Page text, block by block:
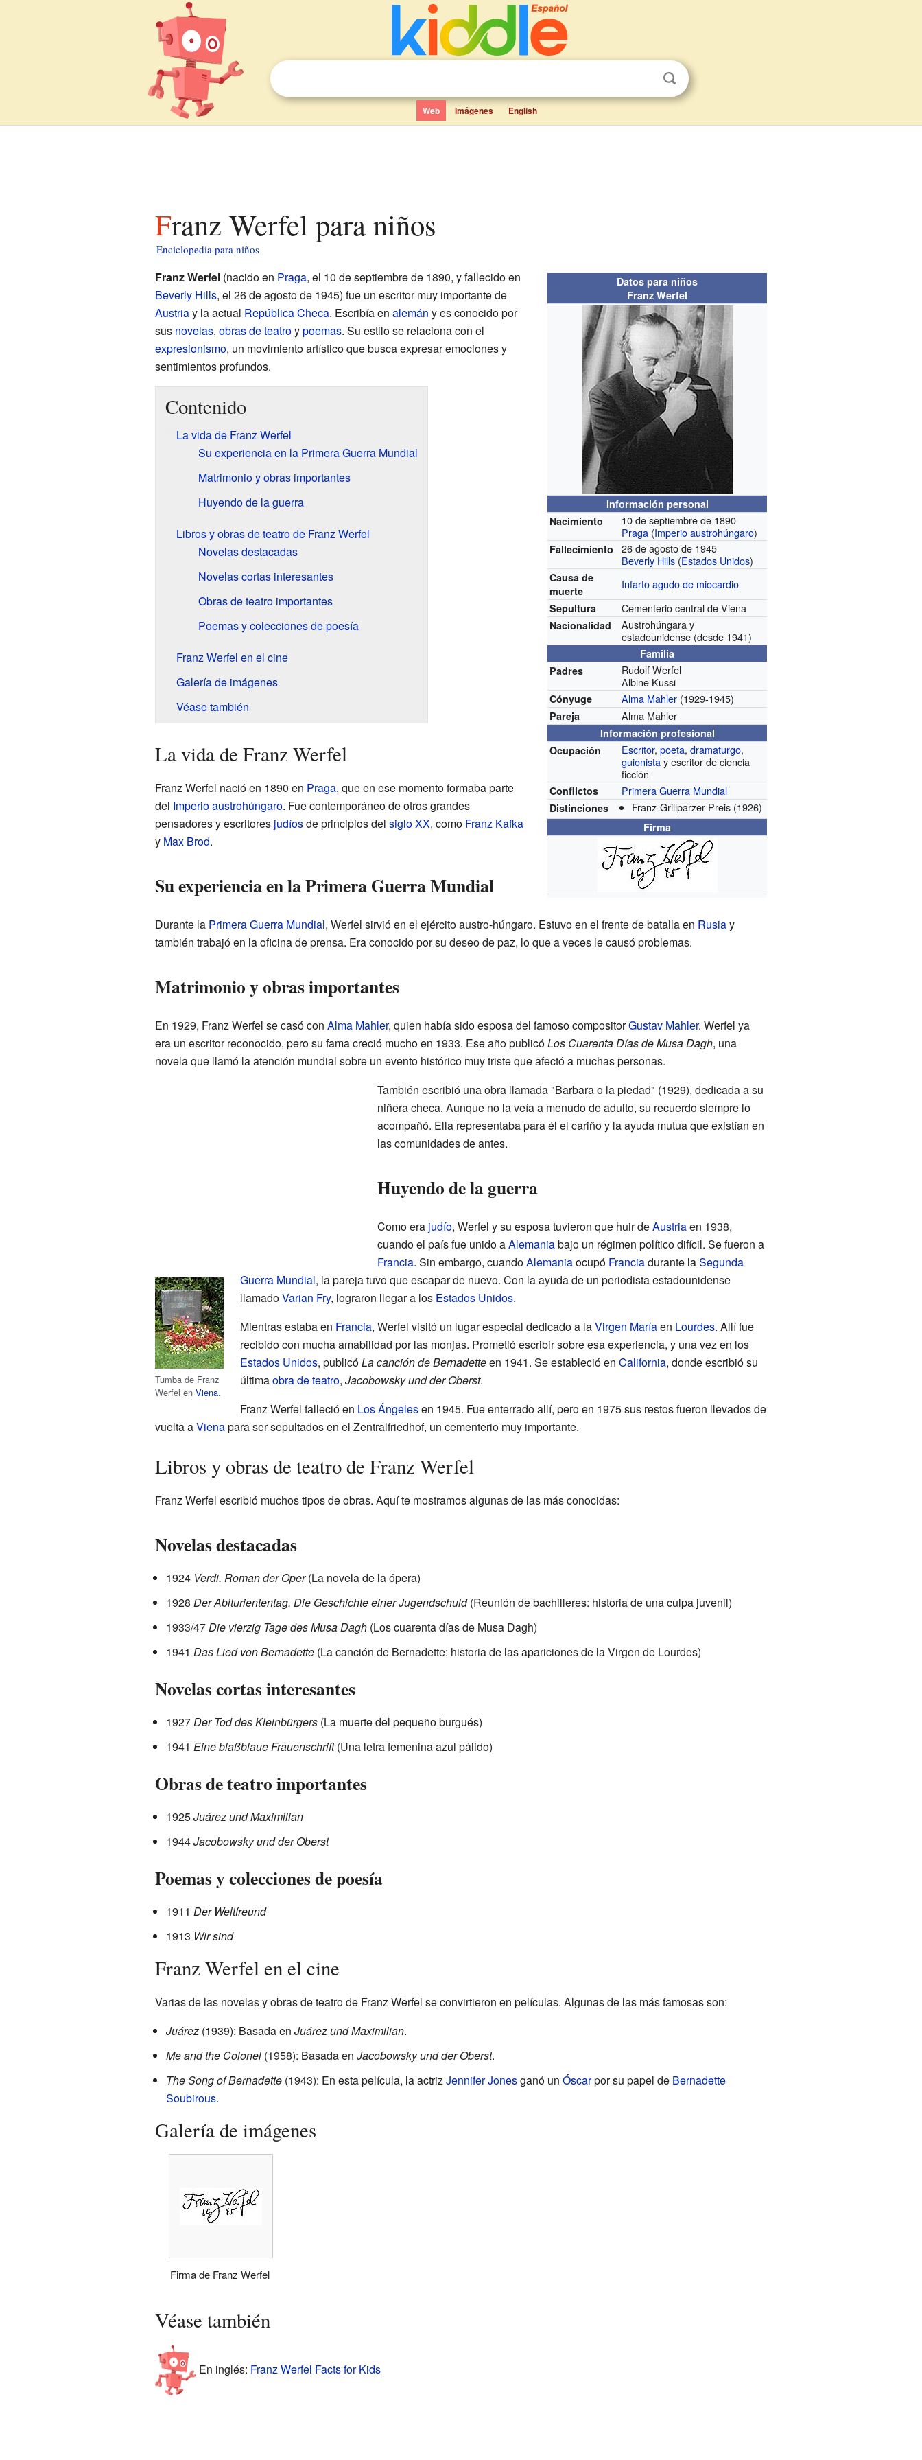
Web Imágenes English
Franz Werfel para niños
Enciclopedia para niños
Datos para niños
Franz Werfel
Información personal
Nacimiento
10 de septiembre de 1890
Praga (Imperio austrohúngaro)
Fallecimiento
26 de agosto de 1945
Beverly Hills (Estados Unidos)
Causa de
muerte
Infarto agudo de miocardio
Sepultura Cementerio central de Viena
Nacionalidad
Austrohúngara y
estadounidense (desde 1941)
Familia
Padres
Rudolf Werfel
Albine Kussi
Cónyuge Alma Mahler (1929-1945)
Pareja Alma Mahler
Información profesional
Ocupación
Escritor,poeta,dramaturgo,
guionistay escritor de ciencia
ficción
Conflictos Primera Guerra Mundial
Distinciones Franz-Grillparzer-Preis (1926)
Firma
Franz Werfel(nacido en Praga, el 10 de septiembre de 1890, y fallecido en
Beverly Hills, el 26 de agosto de 1945) fue un escritor muy importante de
Austriay la actual República Checa. Escribía en alemán y es conocido por
sus novelas, obras de teatroypoemas. Su estilo se relaciona con el
expresionismo, un movimiento artístico que busca expresar emociones y
sentimientos profundos.
Contenido
La vida de Franz Werfel
Su experiencia en la Primera Guerra Mundial
Matrimonio y obras importantes
Huyendo de la guerra
Libros y obras de teatro de Franz Werfel
Novelas destacadas
Novelas cortas interesantes
Obras de teatro importantes
Poemas y colecciones de poesía
Franz Werfel en el cine
Galería de imágenes
Véase también
La vida de Franz Werfel
Franz Werfel nació en 1890 en Praga, que en ese momento formaba parte
del Imperio austrohúngaro. Fue contemporáneo de otros grandes
pensadores y escritores judíosde principios del siglo XX, como Franz Kafka
y Max Brod.
Su experiencia en la Primera Guerra Mundial
Durante la Primera Guerra Mundial, Werfel sirvió en el ejército austro-húngaro. Estuvo en el frente de batalla en Rusiay
también trabajó en la oficina de prensa. Era conocido por su deseo de paz, lo que a veces le causó problemas.
Matrimonio y obras importantes
En 1929, Franz Werfel se casó con Alma Mahler, quien había sido esposa del famoso compositorGustav Mahler. Werfel ya
era un escritor reconocido, pero su fama creció mucho en 1933. Ese año publicóLos Cuarenta Días de Musa Dagh, una
novela que llamó la atención mundial sobre un evento histórico muy triste que afectó a muchas personas.
También escribió una obra llamada "Barbara o la piedad" (1929), dedicada a su
niñera checa. Aunque no la veía a menudo de adulto, su recuerdo siempre lo
acompañó. Ella representaba para él el cariño y la ayuda mutua que existían en
las comunidades de antes.
Tumba de Franz
Werfel en Viena.
Huyendo de la guerra
Como era judío, Werfel y su esposa tuvieron que huir deAustriaen 1938,
cuando el país fue unido aAlemaniabajo un régimen político difícil. Se fueron a
Francia. Sin embargo, cuandoAlemaniaocupó Franciadurante laSegunda
Guerra Mundial, la pareja tuvo que escapar de nuevo. Con la ayuda de un periodista estadounidense
llamadoVarian Fry, lograron llegar a los Estados Unidos.
Mientras estaba en Francia, Werfel visitó un lugar especial dedicado a laVirgen Maríaen Lourdes. Allí fue
recibido con mucha amabilidad por las monjas. Prometió escribir sobre esa experiencia, y una vez en los
Estados Unidos, publicóLa canción de Bernadetteen 1941. Se estableció en California, donde escribió su
últimaobra de teatro, Jacobowsky und der Oberst.
Franz Werfel falleció en Los Ángelesen 1945. Fue enterrado allí, pero en 1975 sus restos fueron llevados de
vuelta aVienapara ser sepultados en el Zentralfriedhof, un cementerio muy importante.
Libros y obras de teatro de Franz Werfel
Franz Werfel escribió muchos tipos de obras. Aquí te mostramos algunas de las más conocidas:
Novelas destacadas
1924 Verdi. Roman der Oper(La novela de la ópera)
1928 Der Abituriententag. Die Geschichte einer Jugendschuld(Reunión de bachilleres: historia de una culpa juvenil)
1933/47Die vierzig Tage des Musa Dagh(Los cuarenta días de Musa Dagh)
1941 Das Lied von Bernadette(La canción de Bernadette: historia de las apariciones de la Virgen de Lourdes)
Novelas cortas interesantes
1927Der Tod des Kleinbürgers(La muerte del pequeño burgués)
1941 Eine blaßblaue Frauenschrift(Una letra femenina azul pálido)
Obras de teatro importantes
1925Juárez und Maximilian
1944Jacobowsky und der Oberst
Poemas y colecciones de poesía
1911 Der Weltfreund
1913 Wir sind
Franz Werfel en el cine
Varias de las novelas y obras de teatro de Franz Werfel se convirtieron en películas. Algunas de las más famosas son:
Juárez(1939): Basada en Juárez und Maximilian.
Me and the Colonel(1958): Basada en Jacobowsky und der Oberst.
The Song of Bernadette(1943): En esta película, la actrizJennifer Jonesganó un Óscarpor su papel de Bernadette
Soubirous.
Galería de imágenes
Firma de Franz Werfel
Véase también
En inglés: Franz Werfel Facts for Kids